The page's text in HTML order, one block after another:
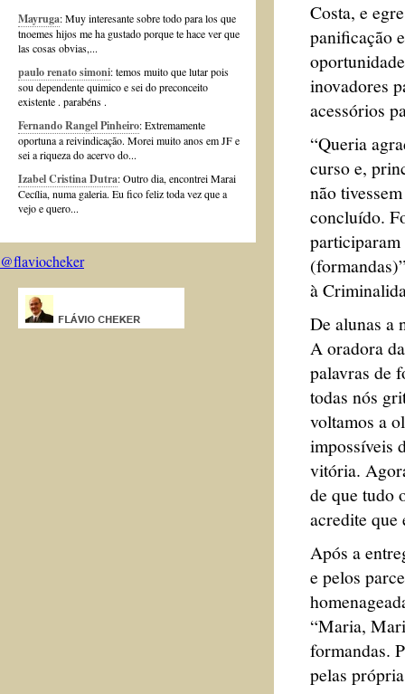
Mayruga: Muy interesante sobre todo para los que
tnoemes hijos me ha gustado porque te hace ver que
las cosas obvias,...
paulo renato simoni: temos muito que lutar pois
sou dependente quimico e sei do preconceito
existente . parabéns .
Fernando Rangel Pinheiro: Extremamente
oportuna a reivindicação. Morei muito anos em JF e
sei a riqueza do acervo do...
Izabel Cristina Dutra: Outro dia, encontrei Marai
Cecília, numa galeria. Eu fico feliz toda vez que a
vejo e quero...
@flaviocheker
Costa, e
panificação
inovadores
acessórios
“Queria
curso e,
não
concluído.
à
De alunas a
A oradora
palavras de
todas nós
voltamos a
impossíveis
vitória.
de que tudo
acredite que
Após a
e pelos
“Maria,
formandas.
pelas